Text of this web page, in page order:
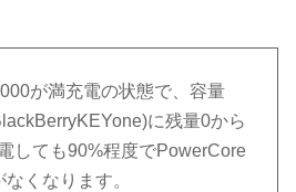
が満充電の状態で、容量
に残量0から
しても90%程度でPowerCore
くなります。